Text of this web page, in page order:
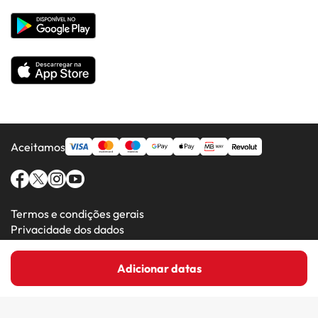
Adicionar datas
Todos os Hotéis
Aceitamos
Termos e condições gerais
Privacidade dos dados
Amimir.com (C) 2016-2026 - Viajes Para Ti S.L.U